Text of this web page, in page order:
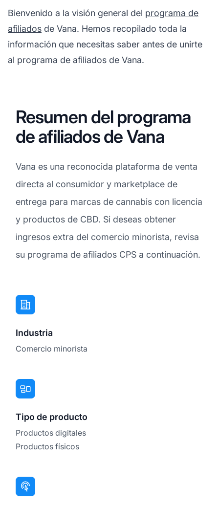
Bienvenido a la visión general del programa de
afiliados de Vana. Hemos recopilado toda la
información que necesitas saber antes de unirte
al programa de afiliados de Vana.
Resumen del programa
de afiliados de Vana
Vana es una reconocida plataforma de venta
directa al consumidor y marketplace de
entrega para marcas de cannabis con licencia
y productos de CBD. Si deseas obtener
ingresos extra del comercio minorista, revisa
su programa de afiliados CPS a continuación.
Industria
Comercio minorista
Tipo de producto
Productos digitales
Productos físicos